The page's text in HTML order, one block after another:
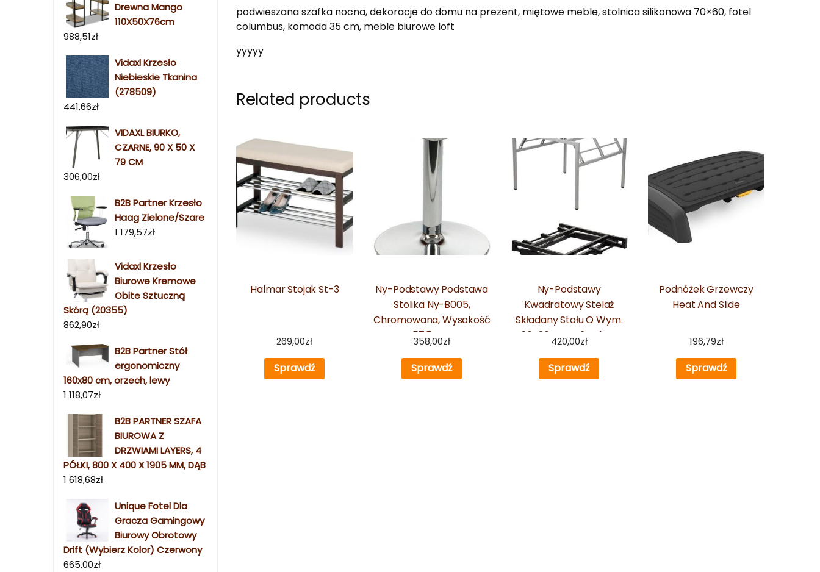
Drewna Mango
110X50X76cm
988,51zł
Vidaxl Krzesło
Niebieskie Tkanina
(278509)
441,66zł
VIDAXL BIURKO,
CZARNE, 90 X 50 X
79 CM
306,00zł
B2B Partner Krzesło
Haag Zielone/Szare
1 179,57zł
Vidaxl Krzesło
Biurowe Kremowe
Obite Sztuczną
Skórą (20355)
862,90zł
B2B Partner Stół
ergonomiczny
160x80 cm, orzech, lewy
1 118,07zł
B2B PARTNER SZAFA
BIUROWA Z
DRZWIAMI LAYERS, 4
PÓŁKI, 800 X 400 X 1905 MM, DĄB
1 618,68zł
Unique Fotel Dla
Gracza Gamingowy
Biurowy Obrotowy
Drift (Wybierz Kolor) Czerwony
665,00zł
podwieszana szafka nocna, dekoracje do domu na prezent, miętowe meble, stolnica silikonowa 70×60, fotel
columbus, komoda 35 cm, meble biurowe loft
yyyyy
Related products
Halmar Stojak St-3
269,00zł
Sprawdź
Ny-Podstawy Podstawa
Stolika Ny-B005,
Chromowana, Wysokość
57,5 Cm
358,00zł
Sprawdź
Ny-Podstawy
Kwadratowy Stelaż
Składany Stołu O Wym.
96X96 Cm – 2 Kolory
420,00zł
Sprawdź
Podnóżek Grzewczy
Heat And Slide
196,79zł
Sprawdź